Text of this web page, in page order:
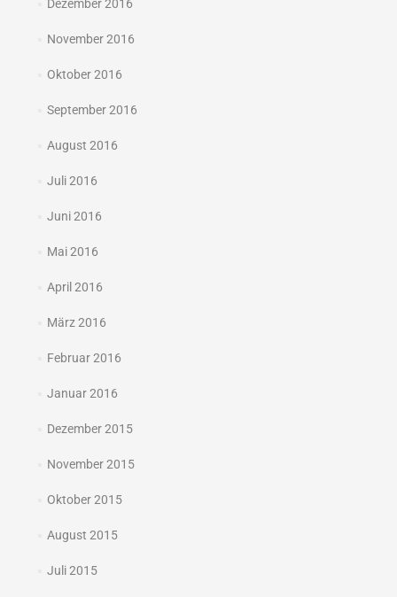
Dezember 2016
November 2016
Oktober 2016
September 2016
August 2016
Juli 2016
Juni 2016
Mai 2016
April 2016
März 2016
Februar 2016
Januar 2016
Dezember 2015
November 2015
Oktober 2015
August 2015
Juli 2015